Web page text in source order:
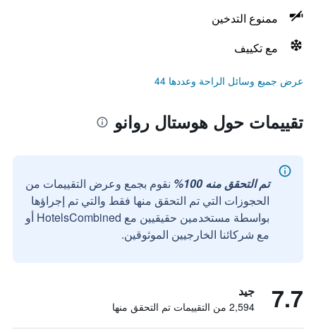
ممنوع التدخين
مع تكييف
عرض جميع وسائل الراحة وعددها 44
تقييمات حول هوستال روانو
تم التحقق منه 100%
نقوم بجمع وعرض التقييمات من
الحجوزات التي تم التحقق منها فقط والتي تم إجراؤها
بواسطة مستخدمين حقيقيين مع HotelsCombined أو
مع شركائنا الخارجيين الموثوقين.
7.7 جيد
2,594 من التقييمات تم التحقق منها